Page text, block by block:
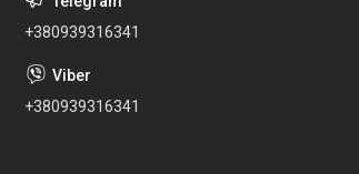
+380939316341
+380939316341